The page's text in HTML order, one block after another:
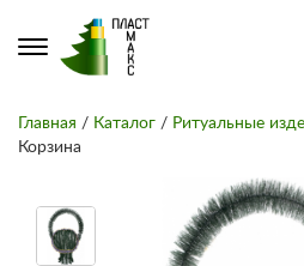
Главная / Каталог / Ритуальные
Корзина